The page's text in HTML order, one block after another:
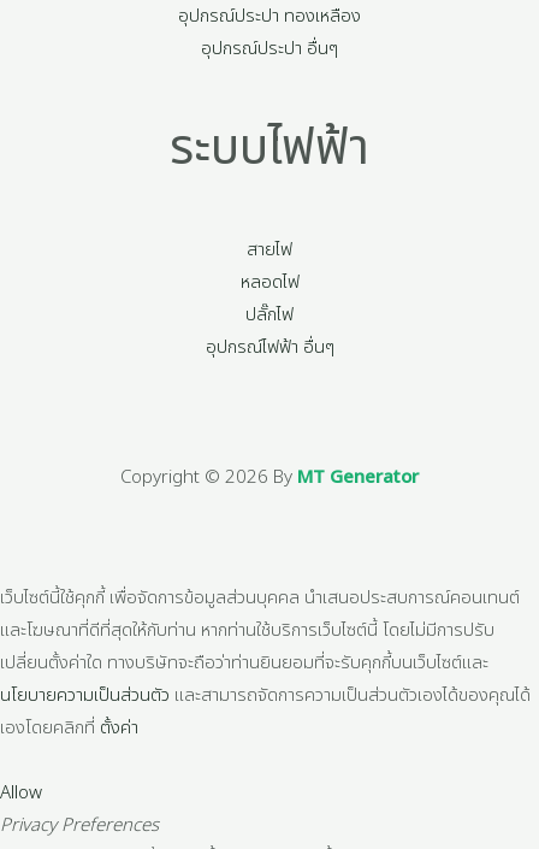
อุปกรณ์ประปา ทองเหลือง
อุปกรณ์ประปา อื่นๆ
ระบบไฟฟ้า
สายไฟ
หลอดไฟ
ปลั๊กไฟ
อุปกรณ์ไฟฟ้า อื่นๆ
Copyright © 2026 By MT Generator
เว็บไซต์นี้ใช้คุกกี้ เพื่อจัดการข้อมูลส่วนบุคคล นำเสนอประสบการณ์คอนเทนต์
และโฆษณาที่ดีที่สุดให้กับท่าน หากท่านใช้บริการเว็บไซต์นี้ โดยไม่มีการปรับ
เปลี่ยนตั้งค่าใด ทางบริษัทจะถือว่าท่านยินยอมที่จะรับคุกกี้บนเว็บไซต์และ
นโยบายความเป็นส่วนตัว และสามารถจัดการความเป็นส่วนตัวเองได้ของคุณได้
เองโดยคลิกที่ ตั้งค่า
Allow
Privacy Preferences